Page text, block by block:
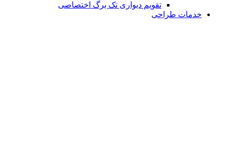
تقویم دیواری تک برگ اختصاصی
خدمات طراحی